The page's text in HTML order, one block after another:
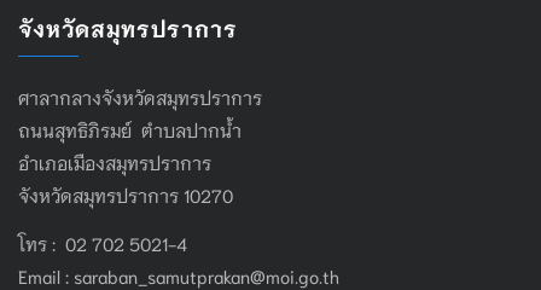
จังหวัดสมุทรปราการ
ศาลากลางจังหวัดสมุทรปราการ
ถนนสุทธิภิรมย์ ตำบลปากน้ำ
อำเภอเมืองสมุทรปราการ
จังหวัดสมุทรปราการ 10270
โทร : 02 702 5021-4
Email : saraban_samutprakan@moi.go.th